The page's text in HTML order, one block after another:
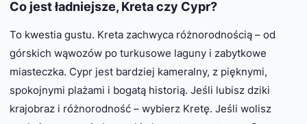
Co jest ładniejsze, Kreta czy Cypr?
To kwestia gustu. Kreta zachwyca różnorodnością – od
górskich wąwozów po turkusowe laguny i zabytkowe
miasteczka. Cypr jest bardziej kameralny, z pięknymi,
spokojnymi plażami i bogatą historią. Jeśli lubisz dziki
krajobraz i różnorodność – wybierz Kretę. Jeśli wolisz